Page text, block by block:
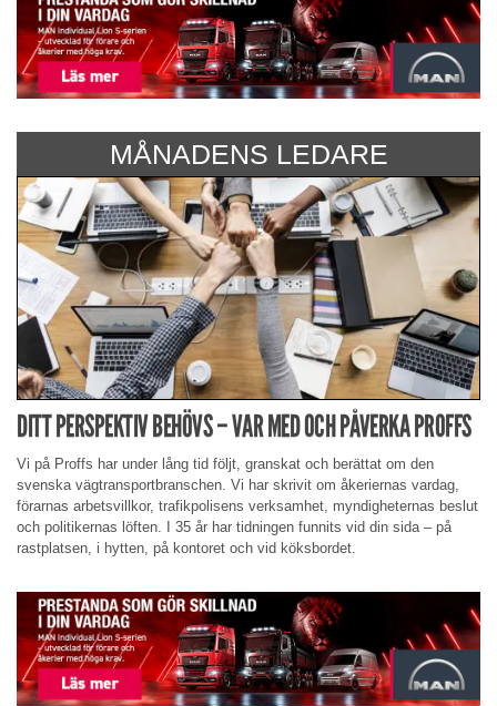
MÅNADENS LEDARE
DITT PERSPEKTIV BEHÖVS – VAR MED OCH PÅVERKA PROFFS
Vi på Proffs har under lång tid följt, granskat och berättat om den
svenska vägtransportbranschen. Vi har skrivit om åkeriernas vardag,
förarnas arbetsvillkor, trafikpolisens verksamhet, myndigheternas beslut
och politikernas löften. I 35 år har tidningen funnits vid din sida – på
rastplatsen, i hytten, på kontoret och vid köksbordet.